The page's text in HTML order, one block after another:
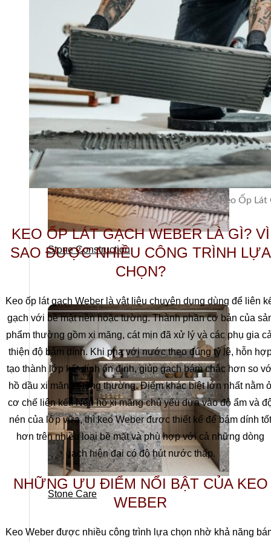
Stone design
Stone Construction
Stone Care
Keo Ốp Lát
KEO ỐP LÁT GẠCH WEBER LÀ GÌ? VÌ
SAO ĐƯỢC NHIỀU CÔNG TRÌNH LỰA
CHỌN?
Keo ốp lát gạch Weber là vật liệu chuyên dụng dùng để liên
gạch với bề mặt nền hoặc tường. Thành phần cơ bản của
phẩm thường gồm xi măng, cát mịn đã xử lý và các phụ gia
thiện độ bám dính. Khi pha với nước theo đúng tỷ lệ, hỗn
tạo thành lớp kết dính ổn định, giúp gạch bám chắc hơn so
hồ dầu xi măng thông thường. Điểm khác biệt lớn nhất nằm
cơ chế liên kết. Nếu hồ xi măng chủ yếu dựa vào độ ẩm và
nén của lớp vữa, thì keo Weber được thiết kế để bám dính tốt
hơn trên nhiều loại bề mặt và phù hợp với cả những dòng
gạch hiện đại có độ hút nước thấp.
NHỮNG ƯU ĐIỂM NỔI BẬT CỦA KEO
WEBER
Keo Weber được nhiều công trình lựa chọn nhờ khả năng